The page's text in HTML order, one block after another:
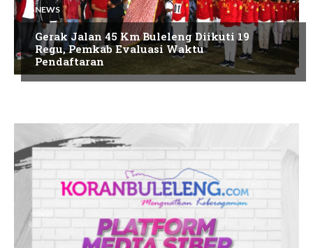
NEWS
Gerak Jalan 45 Km Buleleng Diikuti 19
Regu, Pemkab Evaluasi Waktu
Pendaftaran